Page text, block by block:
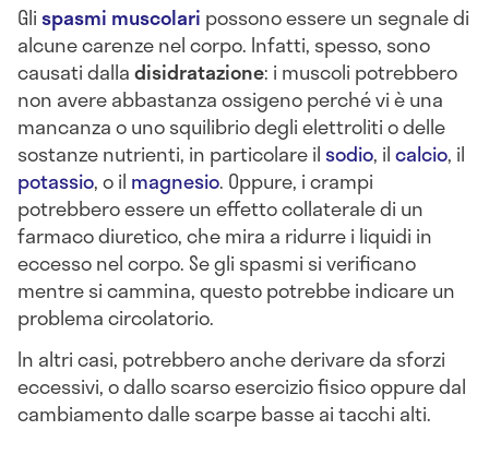
Glispasmi muscolari possono essere un segnale di
alcune carenze nel corpo. Infatti, spesso, sono
causati dalladisidratazione: i muscoli potrebbero
non avere abbastanza ossigeno perché vi è una
mancanza o uno squilibrio degli elettroliti o delle
sostanze nutrienti, in particolare il sodio, ilcalcio, il
potassio, o il magnesio. Oppure, i crampi
potrebbero essere un effetto collaterale di un
farmaco diuretico, che mira a ridurre i liquidi in
eccesso nel corpo. Se gli spasmi si verificano
mentre si cammina, questo potrebbe indicare un
problema circolatorio.
In altri casi, potrebbero anche derivare da sforzi
eccessivi, o dallo scarso esercizio fisico oppure dal
cambiamento dalle scarpe basse ai tacchi alti.